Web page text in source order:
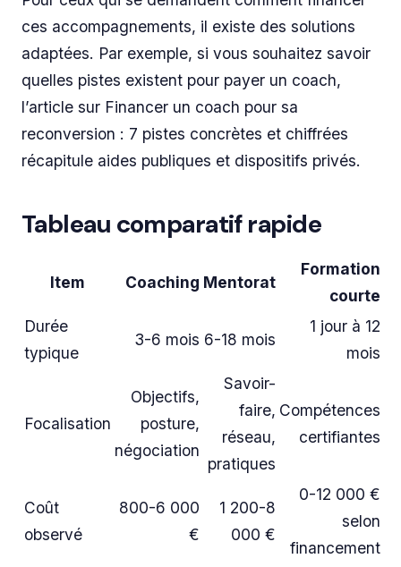
ces accompagnements, il existe des solutions
adaptées. Par exemple, si vous souhaitez savoir
quelles pistes existent pour payer un coach,
l’article sur Financer un coach pour sa
reconversion : 7 pistes concrètes et chiffrées
récapitule aides publiques et dispositifs privés.
Tableau comparatif rapide
Item Coaching Mentorat
Formation
courte
Durée
typique
3-6 mois 6-18 mois
1 jour à 12
mois
Focalisation
Objectifs,
posture,
négociation
Savoir-
faire,
réseau,
pratiques
Compétences
certifiantes
Coût
observé
800-6 000
€
1 200-8
000 €
0-12 000 €
selon
financement